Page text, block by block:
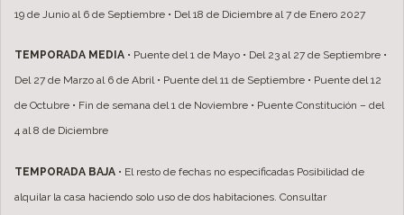
19 de Junio al 6 de Septiembre • Del 18 de Diciembre al 7 de Enero 2027
TEMPORADA MEDIA • Puente del 1 de Mayo • Del 23 al 27 de Septiembre •
Del 27 de Marzo al 6 de Abril• Puente del 11 de Septiembre • Puente del 12
de Octubre • Fin de semana del 1 de Noviembre • Puente Constitución – del
4 al 8 de Diciembre
TEMPORADA BAJA • El resto de fechas no especificadas Posibilidad de
alquilar la casa haciendo solo uso de dos habitaciones. Consultar